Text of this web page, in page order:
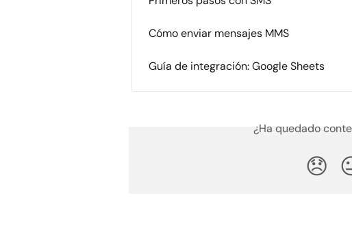
Cómo enviar mensajes MMS
Guía de integración: Google Sheets
¿Ha quedado
😞